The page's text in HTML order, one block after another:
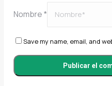
Nombre *
Save my name, email, and